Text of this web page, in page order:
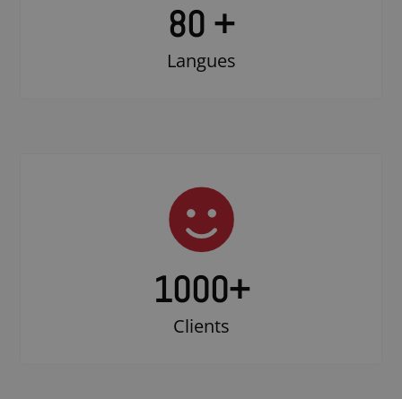
80 +
Langues
1000+
Clients